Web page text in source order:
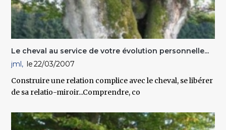
Le cheval au service de votre évolution personnelle...
jml
22/03/2007
Construire une relation complice avec le cheval, se libérer
de sa relatio-miroir...Comprendre, co